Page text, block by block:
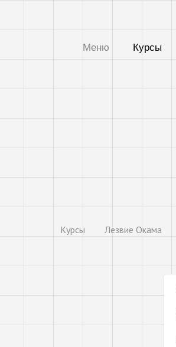
Меню Курсы
Курсы Лезвие Окама